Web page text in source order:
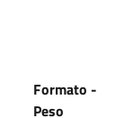
Formato -
Peso